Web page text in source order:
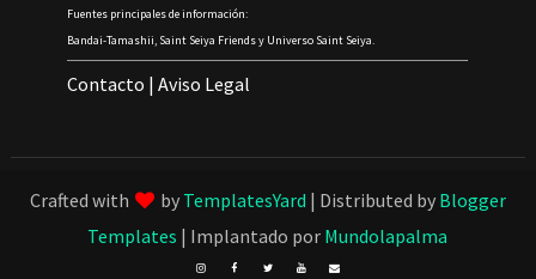
Fuentes principales de información:
Bandai-Tamashii, Saint Seiya Friends y Universo Saint Seiya.
Contacto |Aviso Legal
Crafted with by TemplatesYard | Distributed by Blogger
Templates | Implantado por Mundolapalma